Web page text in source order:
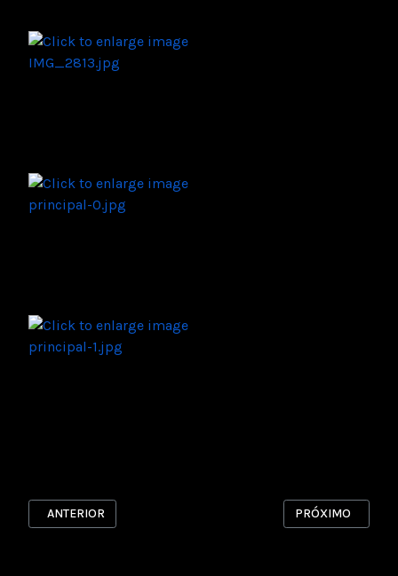
ARTIGO ANTERIOR: PÃO DE AÇUCAR
ANTERIOR PRÓXIMO
PRÓXIMO